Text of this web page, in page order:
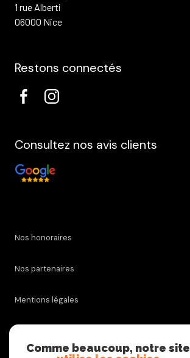
1 rue Alberti
06000 Nice
Restons connectés
Consultez nos avis clients
Nos honoraires
Nos partenaires
Mentions légales
Comme beaucoup, notre site